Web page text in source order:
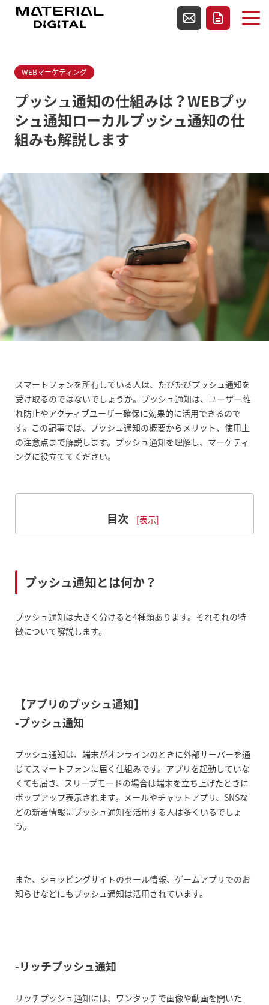
使用テンプレートファイルsingle-media.php
お問い合わせ
資料請求
WEBマーケティング
プッシュ通知の仕組みは？WEBプッ
シュ通知ローカルプッシュ通知の仕
組みも解説します
スマートフォンを所有している人は、たびたびプッシュ通知を
受け取るのではないでしょうか。プッシュ通知は、ユーザー離
れ防止やアクティブユーザー確保に効果的に活用できるので
す。この記事では、プッシュ通知の概要からメリット、使用上
の注意点まで解説します。プッシュ通知を理解し、マーケティ
ングに役立ててください。
目次
知
-ローカルプッシュ通知
プッシュ通知の機能
顧客関係管理
プッシュ通知のメリットとは
ユーザーの気持ちを鼓舞できる
プッシュ通知を上手に活用するコツとは
ユーザーに通知をオフにされないため
プッシュ通知とは何か？
プッシュ通知は大きく分けると4種類あります。それぞれの特
徴について解説します。
【アプリのプッシュ通知】
-プッシュ通知
プッシュ通知は、端末がオンラインのときに外部サーバーを通
じてスマートフォンに届く仕組みです。アプリを起動していな
くても届き、スリープモードの場合は端末を立ち上げたときに
ポップアップ表示されます。メールやチャットアプリ、SNSな
どの新着情報にプッシュ通知を活用する人は多くいるでしょ
う。
また、ショッピングサイトのセール情報、ゲームアプリでのお
知らせなどにもプッシュ通知は活用されています。
-リッチプッシュ通知
リッチプッシュ通知には、ワンタッチで画像や動画を開いた